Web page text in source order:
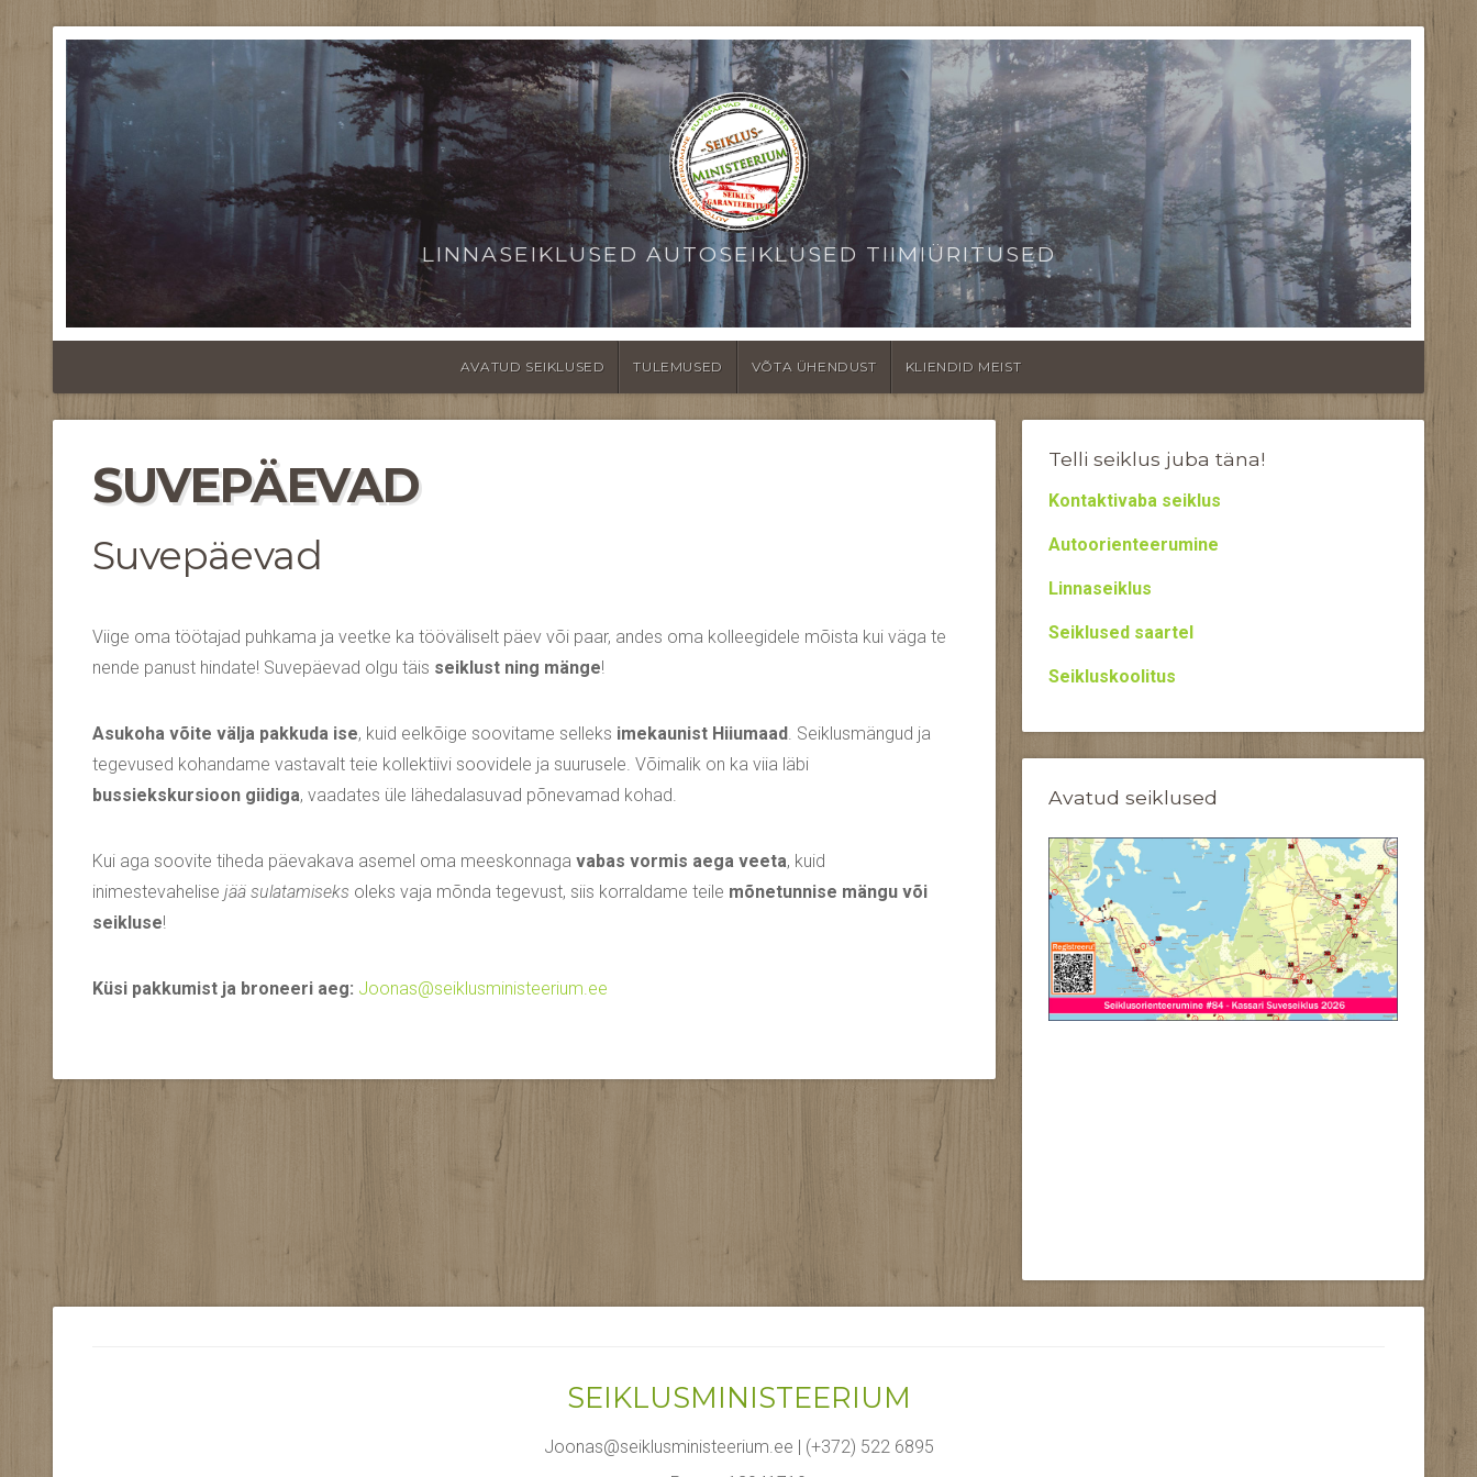
LINNASEIKLUSED AUTOSEIKLUSED TIIMIÜRITUSED
AVATUD SEIKLUSED TULEMUSED VÕTA ÜHENDUST KLIENDID MEIST
SUVEPÄEVAD
Suvepäevad
Viige oma töötajad puhkama ja veetke ka tööväliselt päev või paar, andes oma kolleegidele mõista kui väga te
nende panust hindate! Suvepäevad olgu täis seiklust ning mänge!
Asukoha võite välja pakkuda ise, kuid eelkõige soovitame selleks imekaunist Hiiumaad. Seiklusmängud ja
tegevused kohandame vastavalt teie kollektiivi soovidele ja suurusele. Võimalik on ka viia läbi
bussiekskursioon giidiga, vaadates üle lähedalasuvad põnevamad kohad.
Kui aga soovite tiheda päevakava asemel oma meeskonnaga vabas vormis aega veeta, kuid
inimestevahelise jää sulatamiseks oleks vaja mõnda tegevust, siis korraldame teile mõnetunnise mängu või
seikluse!
Küsi pakkumist ja broneeri aeg: Joonas@seiklusministeerium.ee
Telli seiklus juba täna!
Kontaktivaba seiklus
Autoorienteerumine
Linnaseiklus
Seiklused saartel
Seikluskoolitus
Avatud seiklused
SEIKLUSMINISTEERIUM
Joonas@seiklusministeerium.ee | (+372) 522 6895